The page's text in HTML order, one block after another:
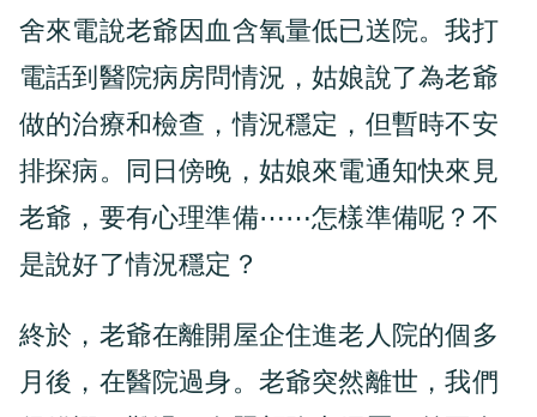
舍來電說老爺因血含氧量低已送院。我打
電話到醫院病房問情況，姑娘說了為老爺
做的治療和檢查，情況穩定，但暫時不安
排探病。同日傍晚，姑娘來電通知快來見
老爺，要有心理準備⋯⋯怎樣準備呢？不
是說好了情況穩定？
終於，老爺在離開屋企住進老人院的個多
月後，在醫院過身。老爺突然離世，我們